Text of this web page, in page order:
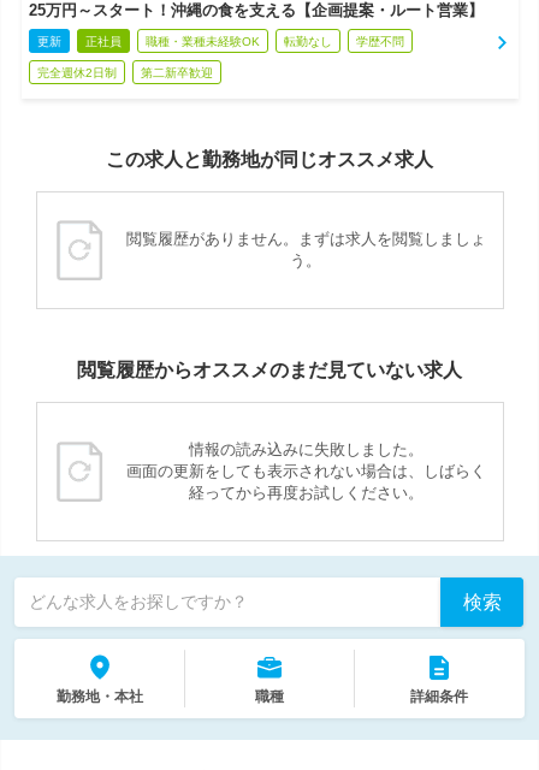
25万円～スタート！沖縄の食を支える【企画提案・ルート営業】
更新 正社員 職種・業種未経験OK 転勤なし 学歴不問
完全週休2日制 第二新卒歓迎
この求人と勤務地が同じオススメ求人
閲覧履歴がありません。まずは求人を閲覧しましょ
う。
閲覧履歴からオススメのまだ見ていない求人
情報の読み込みに失敗しました。
画面の更新をしても表示されない場合は、しばらく
経ってから再度お試しください。
どんな求人をお探しですか？ 検索
勤務地・本社 職種 詳細条件